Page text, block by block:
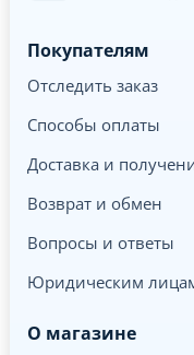
Покупателям
Отследить заказ
Способы оплаты
Доставка и
Возврат и обмен
Вопросы и ответы
Юридическим
О магазине